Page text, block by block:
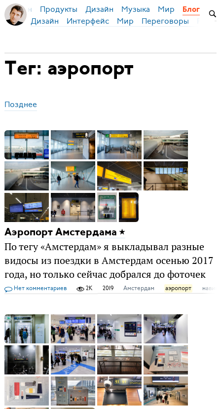
Бирман Продукты Дизайн Музыка Мир Блог
Дизайн Интерфейс Мир Переговоры
Тег: аэропорт
Позднее
Аэропорт Амстердама
По тегу «Амстердам» я выкладывал разные
видосы из поездки в Амстердам осенью 2017
года, но только сейчас добрался до фоточек
Нет комментариев 2K 2019 Амстердам аэропорт